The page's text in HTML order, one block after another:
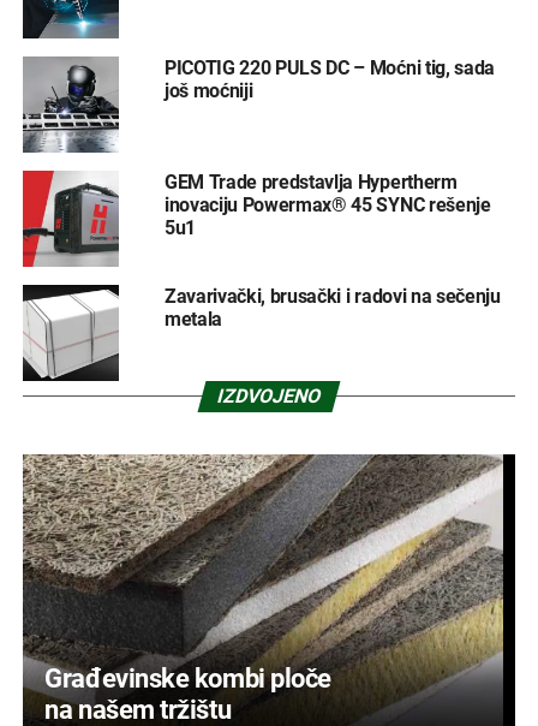
PICOTIG 220 PULS DC – Moćni tig, sada
još moćniji
GEM Trade predstavlja Hypertherm
inovaciju Powermax® 45 SYNC rešenje
5u1
Zavarivački, brusački i radovi na sečenju
metala
IZDVOJENO
Građevinske kombi ploče
na našem tržištu